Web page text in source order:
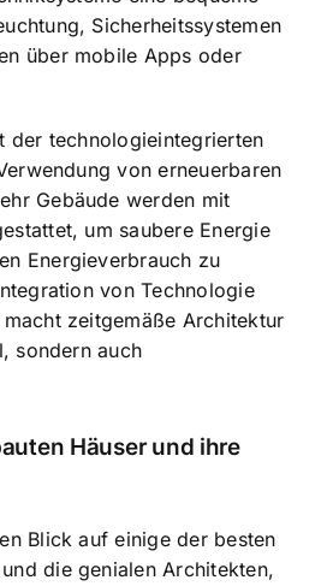
Sicherheitssystemen
über mobile Apps oder
der technologieintegrierten
von erneuerbaren
Gebäude werden mit
um saubere Energie
Energieverbrauch zu
von Technologie
zeitgemäße Architektur
sondern auch
Häuser und ihre
Blick auf einige der besten
die genialen Architekten,